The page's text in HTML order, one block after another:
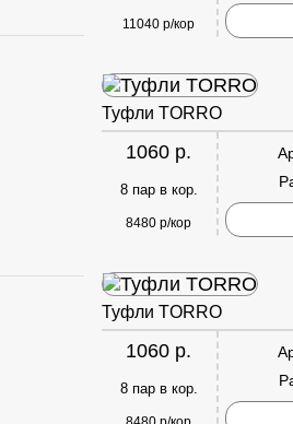
11040 р/кор
Туфли TORRO
1060 р.
8 пар в кор.
8480 р/кор
Туфли TORRO
1060 р.
8 пар в кор.